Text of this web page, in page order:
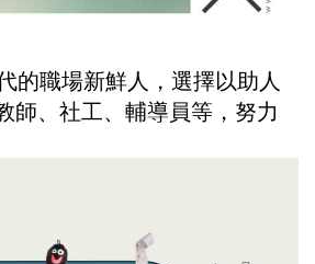
的職場新鮮人，選擇以助人
師、社工、輔導員等，努力